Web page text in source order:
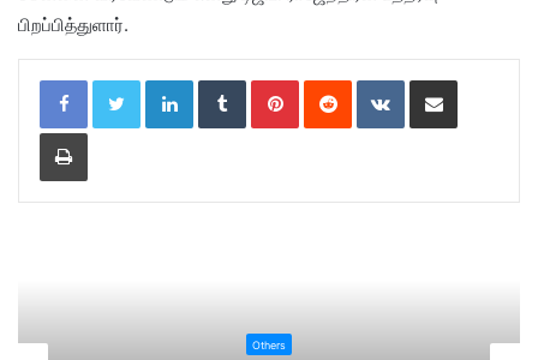
பிறப்பித்துளார்.
LinkedIn Tumblr Pinterest Reddit VKontakte
Print
Others